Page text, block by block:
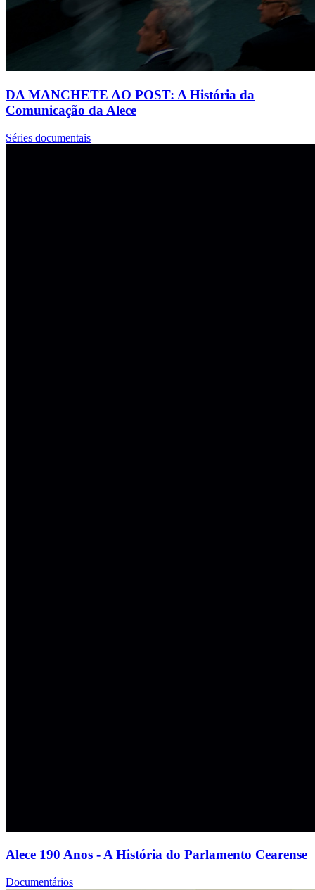
DA MANCHETE AO POST: A História da
Comunicação da Alece
Séries documentais
Alece 190 Anos - A História do Parlamento Cearense
Documentários